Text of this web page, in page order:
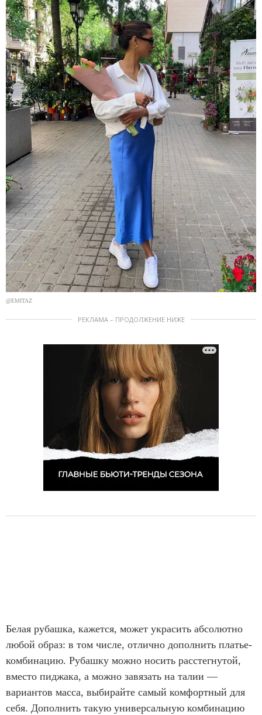
@EMITAZ
РЕКЛАМА – ПРОДОЛЖЕНИЕ НИЖЕ
Белая рубашка, кажется, может украсить абсолютно
любой образ: в том числе, отлично дополнить платье-
комбинацию. Рубашку можно носить расстегнутой,
вместо пиджака, а можно завязать на талии —
вариантов масса, выбирайте самый комфортный для
себя. Дополнить такую универсальную комбинацию